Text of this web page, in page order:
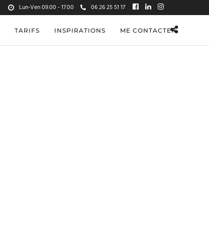
Lun-Ven 09.00 - 17.00 06 26 25 51 17
TARIFS INSPIRATIONS ME CONTACTER